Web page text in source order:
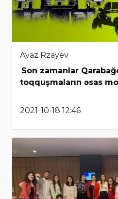
Ayaz Rzayev
Son zamanlar
toqquşmaların əsas
2021-10-18 12:46